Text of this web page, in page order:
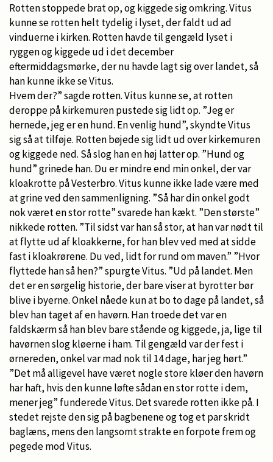
Rotten stoppede brat op, og kiggede sig omkring. Vitus
kunne se rotten helt tydelig i lyset, der faldt ud ad
vinduerne i kirken. Rotten havde til gengæld lyset i
ryggen og kiggede ud i det december
eftermiddagsmørke, der nu havde lagt sig over landet, så
han kunne ikke se Vitus.
Hvem der?” sagde rotten. Vitus kunne se, at rotten
deroppe på kirkemuren pustede sig lidt op. ”Jeg er
hernede, jeg er en hund. En venlig hund”, skyndte Vitus
sig så at tilføje. Rotten bøjede sig lidt ud over kirkemuren
og kiggede ned. Så slog han en høj latter op. ”Hund og
hund” grinede han. Du er mindre end min onkel, der var
kloakrotte på Vesterbro. Vitus kunne ikke lade være med
at grine ved den sammenligning. ”Så har din onkel godt
nok været en stor rotte” svarede han kækt. ”Den største”
nikkede rotten. ”Til sidst var han så stor, at han var nødt til
at flytte ud af kloakkerne, for han blev ved med at sidde
fast i kloakrørene. Du ved, lidt for rund om maven.” ”Hvor
flyttede han så hen?” spurgte Vitus. ”Ud på landet. Men
det er en sørgelig historie, der bare viser at byrotter bør
blive i byerne. Onkel nåede kun at bo to dage på landet, så
blev han taget af en havørn. Han troede det var en
faldskærm så han blev bare stående og kiggede, ja, lige til
havørnen slog kløerne i ham. Til gengæld var der fest i
ørnereden, onkel var mad nok til 14 dage, har jeg hørt.”
”Det må alligevel have været nogle store kløer den havørn
har haft, hvis den kunne løfte sådan en stor rotte i dem,
mener jeg” funderede Vitus. Det svarede rotten ikke på. I
stedet rejste den sig på bagbenene og tog et par skridt
baglæns, mens den langsomt strakte en forpote frem og
pegede mod Vitus.